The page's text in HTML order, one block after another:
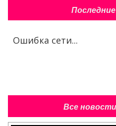
Ошибка сети...
Все новости